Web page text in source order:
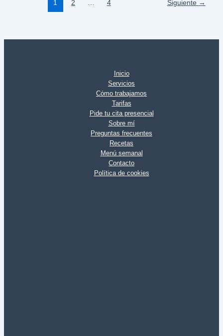
1
2 … 4 Siguiente →
Inicio
Servicios
Cómo trabajamos
Tarifas
Pide tu cita presencial
Sobre mí
Preguntas frecuentes
Recetas
Menú semanal
Contacto
Política de cookies